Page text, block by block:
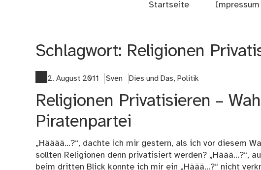
Startseite Impressum
Schlagwort: Religionen
2. August 2011 Sven Dies und Das, Politik
Religionen Privatisieren –
Piratenpartei
„Hääää...?“, dachte ich mir gestern, als ich vor diesem
sollten Religionen denn privatisiert werden? „Häää...?“,
beim dritten Blick konnte ich mir ein „Häää...?“ nicht